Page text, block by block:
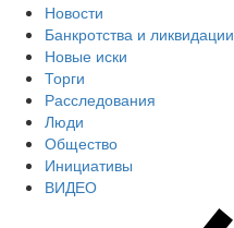
Новости
Банкротства и ликвидации
Новые иски
Торги
Расследования
Люди
Общество
Инициативы
ВИДЕО